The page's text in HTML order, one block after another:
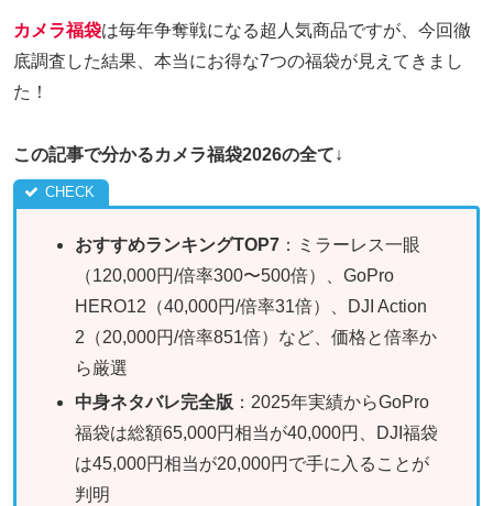
カメラ福袋は毎年争奪戦になる超人気商品ですが、今回徹
底調査した結果、本当にお得な7つの福袋が見えてきまし
た！
この記事で分かるカメラ福袋2026の全て↓
おすすめランキングTOP7 ：ミラーレス一眼
（120,000円/倍率300〜500倍）、GoPro
HERO12（40,000円/倍率31倍）、DJI Action
2（20,000円/倍率851倍）など、価格と倍率か
ら厳選
中身ネタバレ完全版 ：2025年実績からGoPro
福袋は総額65,000円相当が40,000円、DJI福袋
は45,000円相当が20,000円で手に入ることが
判明